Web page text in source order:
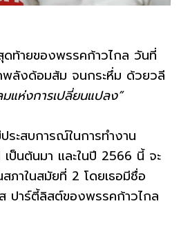
ดท้ายของพรรคก้าวไกล วันที่
ลังด้อมส้ม จนกระหึ่ม ด้วยวลี
แห่งการเปลี่ยนแปลง”
ระสบการณ์ในการทำงาน
ป็นต้นมา และในปี 2566 นี้ จะ
สภาในสมัยที่ 2 โดยเธอมีชื่อ
ปาร์ตี้ลิสต์ของพรรคก้าวไกล